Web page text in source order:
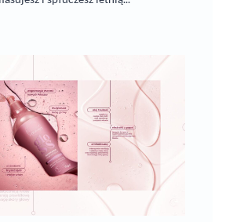
włosy podczas
3 kosmetyki